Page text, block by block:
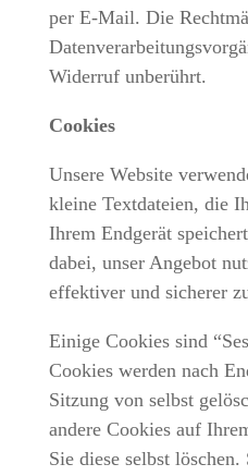
per E-Mail. Die
Widerruf unberührt.
Cookies
Unsere Website
kleine Textdateien, die
Ihrem Endgerät
dabei, unser Angebot
effektiver und sicherer
Einige Cookies sind
Cookies werden nach
Sitzung von selbst
andere Cookies auf
Sie diese selbst